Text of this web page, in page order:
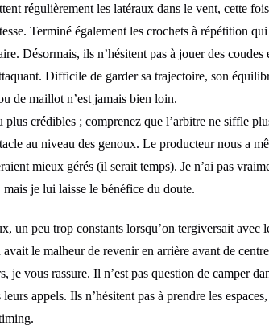
régulièrement les latéraux dans le vent, cette
Terminé également les crochets à répétition
Désormais, ils n’hésitent pas à jouer des
Difficile de garder sa trajectoire, son
de maillot n’est jamais bien loin.
plus crédibles ; comprenez que l’arbitre ne siffle
au niveau des genoux. Le producteur nous a
mieux gérés (il serait temps). Je n’ai pas
je lui laisse le bénéfice du doute.
un peu trop constants lorsqu’on tergiversait avec
avait le malheur de revenir en arrière avant de
je vous rassure. Il n’est pas question de camper
appels. Ils n’hésitent pas à prendre les